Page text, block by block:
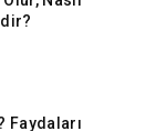
Faydaları